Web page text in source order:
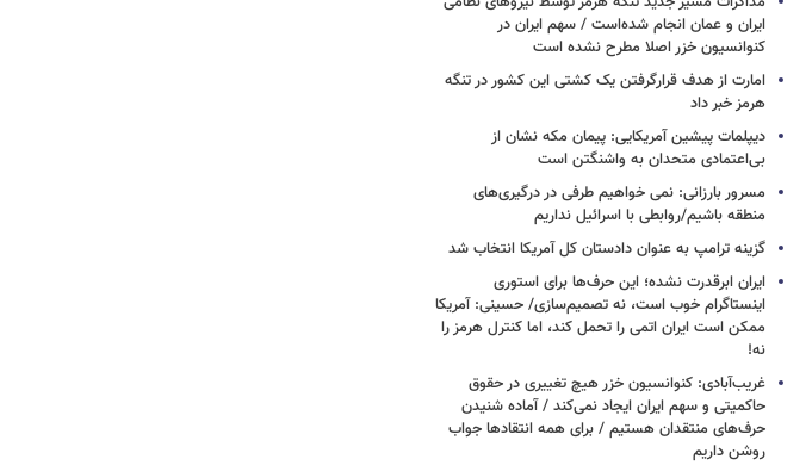
ایران و عمان انجام شده‌است / سهم ایران در
کنوانسیون خزر اصلا مطرح نشده است
امارت از هدف قرارگرفتن یک کشتی این کشور در تنگه
هرمز خبر داد
دیپلمات پیشین آمریکایی: پیمان مکه نشان از
بی‌اعتمادی متحدان به واشنگتن است
مسرور بارزانی: نمی خواهیم طرفی در درگیری‌های
منطقه باشیم/روابطی با اسرائیل نداریم
گزینه ترامپ به عنوان دادستان کل آمریکا انتخاب شد
ایران ابرقدرت نشده؛ این حرف‌ها برای استوری
اینستاگرام خوب است، نه تصمیم‌سازی/ حسینی: آمریکا
ممکن است ایران اتمی را تحمل کند، اما کنترل هرمز را
نه!
غریب‌آبادی: کنوانسیون خزر هیچ تغییری در حقوق
حاکمیتی و سهم ایران ایجاد نمی‌کند / آماده شنیدن
حرف‌های منتقدان هستیم / برای همه انتقادها جواب
روشن داریم